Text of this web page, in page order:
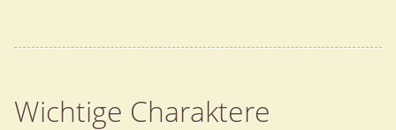
Wichtige Charaktere